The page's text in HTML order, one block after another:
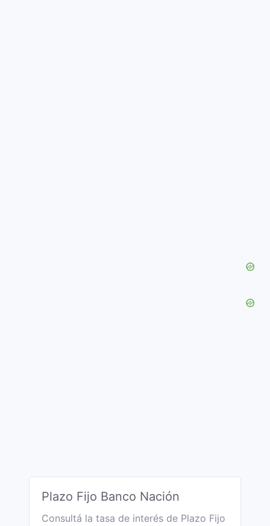
Plazo Fijo Banco Nación
Consultá la tasa de interés de Plazo Fijo